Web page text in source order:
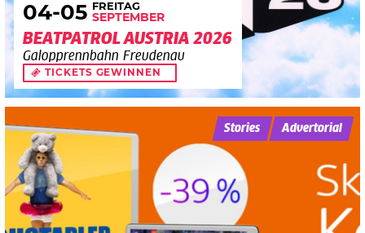
04-05 FREITAG
SEPTEMBER
BEATPATROL AUSTRIA 2026
Galopprennbahn Freudenau
TICKETS GEWINNEN
Stories Advertorial